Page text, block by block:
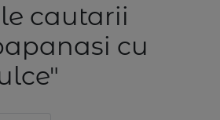
cautarii
cu